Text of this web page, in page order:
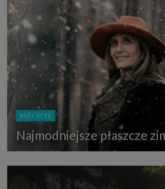
MÓJ STYL
Najmodniejsze płaszcze